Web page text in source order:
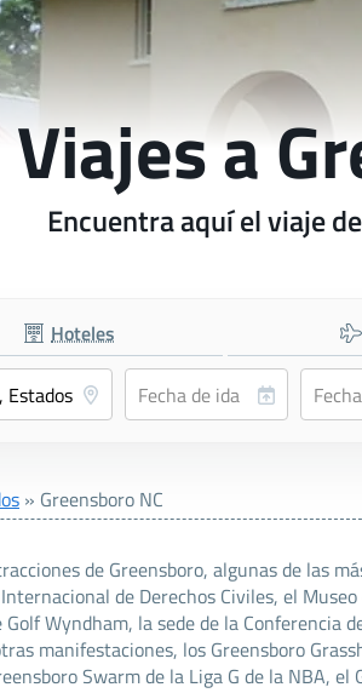
Viajes a
Encuentra aquí el viaje
Hoteles
» Greensboro NC
de Greensboro, algunas de las
de Derechos Civiles, el
Wyndham, la sede de la
manifestaciones, los Greensboro
Swarm de la Liga G de la NBA,